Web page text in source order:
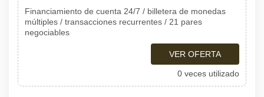
Financiamiento de cuenta 24/7 / billetera de monedas
múltiples / transacciones recurrentes / 21 pares
negociables
VER OFERTA
0 veces utilizado